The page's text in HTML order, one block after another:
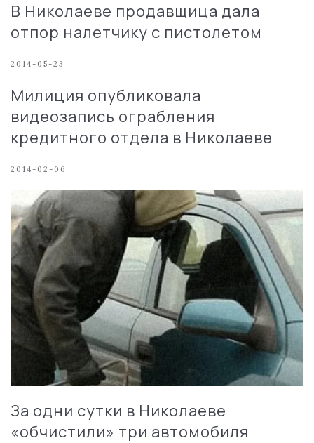
В Николаеве продавщица дала
отпор налетчику с пистолетом
2014-05-23
Милиция опубликовала
видеозапись ограбления
кредитного отдела в Николаеве
2014-02-06
За одни сутки в Николаеве
«обчистили» три автомобиля